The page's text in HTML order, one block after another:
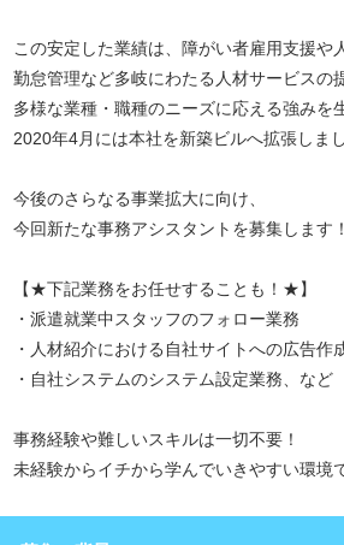
この安定した業績は、障がい者雇用支援や
勤怠管理など多岐にわたる人材サービスの
多様な業種・職種のニーズに応える強みを
2020年4月には本社を新築ビルへ拡張しまし
今後のさらなる事業拡大に向け、
今回新たな事務アシスタントを募集します！
【★下記業務をお任せすることも！★】
・派遣就業中スタッフのフォロー業務
・人材紹介における自社サイトへの広告作
・自社システムのシステム設定業務、など
事務経験や難しいスキルは一切不要！
未経験からイチから学んでいきやすい環境